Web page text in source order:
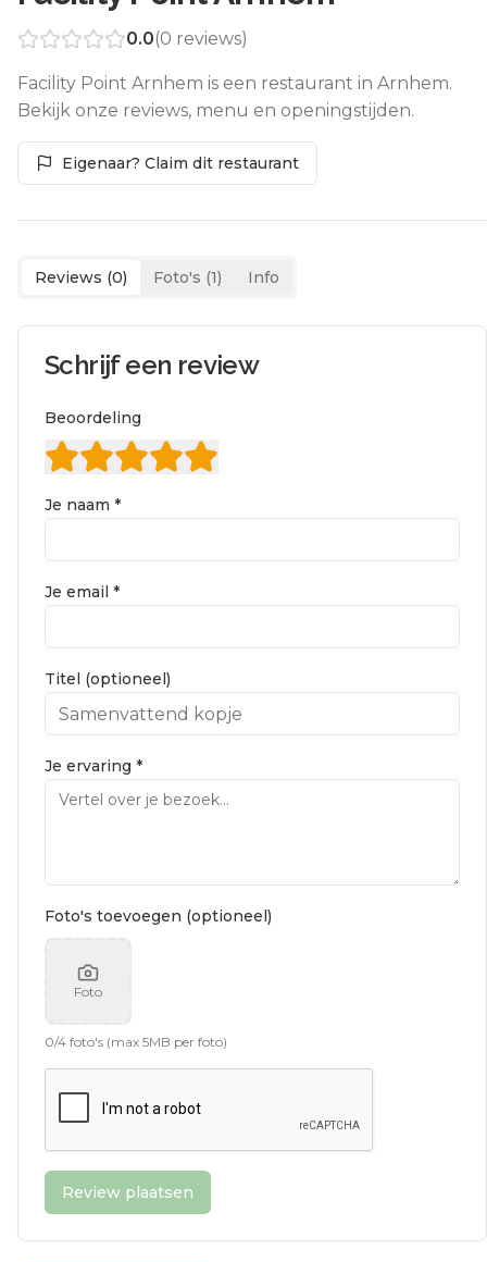
0.0(0 reviews)
Facility Point Arnhem is een restaurant in Arnhem.
Bekijk onze reviews, menu en openingstijden.
Eigenaar? Claim dit restaurant
Reviews (0) Foto's (1) Info
Schrijf een review
Beoordeling
Je naam *
Je email *
Titel (optioneel)
Je ervaring *
Foto's toevoegen (optioneel)
Foto
0/4 foto's (max 5MB per foto)
Review plaatsen